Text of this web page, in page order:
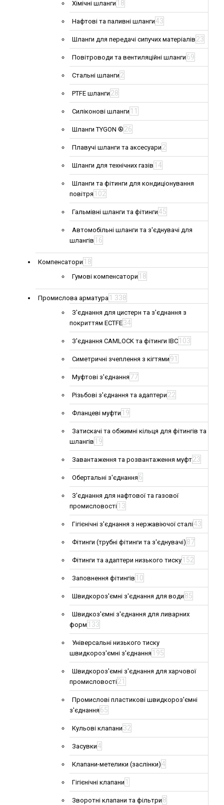
Хімічні шланги 18
Нафтові та паливні шланги43
Шланги для передачі сипучих матеріалів 23
Повітроводи та вентиляційні шланги 69
Стальні шланги 2
PTFE шланги 28
Силіконові шланги 11
Шланги TYGON ® 26
Плавучі шланги та аксесуари 2
Шланги для технічних газів 14
Шланги та фітинги для кондиціонування
повітря 102
Гальмівні шланги та фітинги45
Автомобільні шланги та з'єднувачі для
шлангів 16
Компенсатори 18
Гумові компенсатори 18
Промислова арматура 1 338
З'єднання для цистерн та з'єднання з
покриттям ECTFE34
З'єднання CAMLOCK та фітинги IBC 103
Симетричні зчеплення з кігтями 91
Муфтові з'єднання 77
Різьбові з'єднання та адаптери 22
Фланцеві муфти 19
Затискачі та обжимні кільця для фітингів та
шлангів 19
Завантаження та розвантаження муфт23
Обертальні з'єднання 6
З'єднання для нафтової та газової
промисловості 13
Гігієнічні з'єднання з нержавіючої сталі43
Фітинги (трубні фітинги та з'єднувачі) 87
Фітинги та адаптери низького тиску 152
Заповнення фітингів 10
Швидкороз'ємні з'єднання для води 85
Швидкоз'ємні з'єднання для ливарних
форм 133
Універсальні низького тиску
швидкороз'ємні з'єднання 195
Швидкороз'ємні з'єднання для харчової
промисловості21
Промислові пластикові швидкороз'ємні
з'єднання 65
Кульові клапани 32
Засувки4
Клапани-метелики (заслінки)4
Гігієнічні клапани 1
Зворотні клапани та фільтри 8